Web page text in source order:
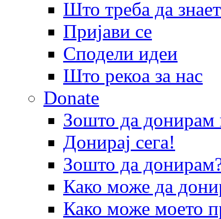
Што треба да
Пријави се
Сподели идеи
Што рекоа за нас
Donate
Зошто да
Донирај сега!
Зошто да
Како може да
Како може моето